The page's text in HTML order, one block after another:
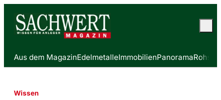
Aus dem MagazinEdelmetalleImmobilienPanorama
Wissen